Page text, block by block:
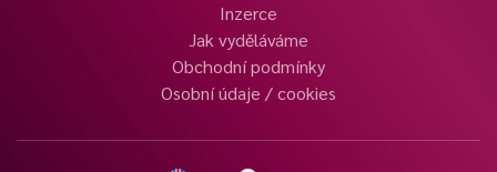
Inzerce
Jak vyděláváme
Obchodní podmínky
Osobní údaje / cookies